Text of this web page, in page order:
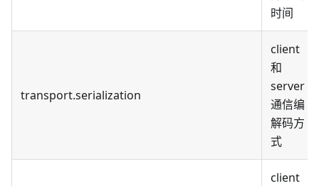
时间
transport.serialization
client
和
server
通信编
解码方
式
client